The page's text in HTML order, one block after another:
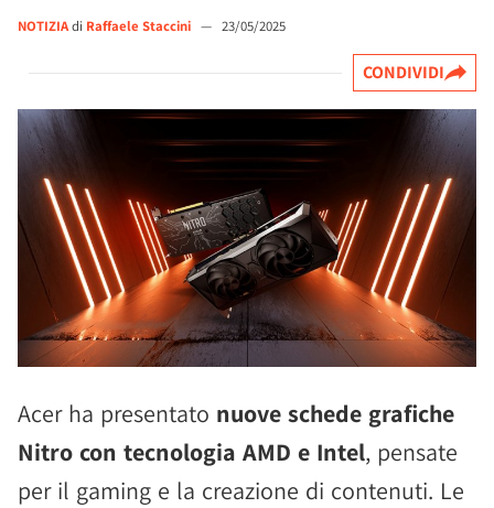
NOTIZIAdi Raffaele Staccini — 23/05/2025
CONDIVIDI
Acer ha presentato nuove schede grafiche
Nitro con tecnologia AMD e Intel, pensate
per il gaming e la creazione di contenuti. Le